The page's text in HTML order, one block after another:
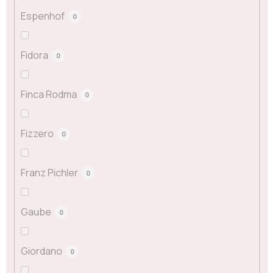
Espenhof 0
Fidora 0
Finca Rodma 0
Fizzero 0
Franz Pichler 0
Gaube 0
Giordano 0